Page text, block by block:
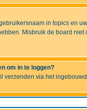
in topics en
Misbruik de board
om in te loggen?
via het